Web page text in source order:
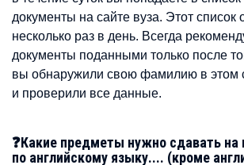
документы на сайте вуза. Этот список
несколько раз в день. Всегда
документы поданными только после
вы обнаружили свою фамилию в этом
и проверили все данные.
❓Какие предметы нужно сдавать на
по английскому языку.... (кроме